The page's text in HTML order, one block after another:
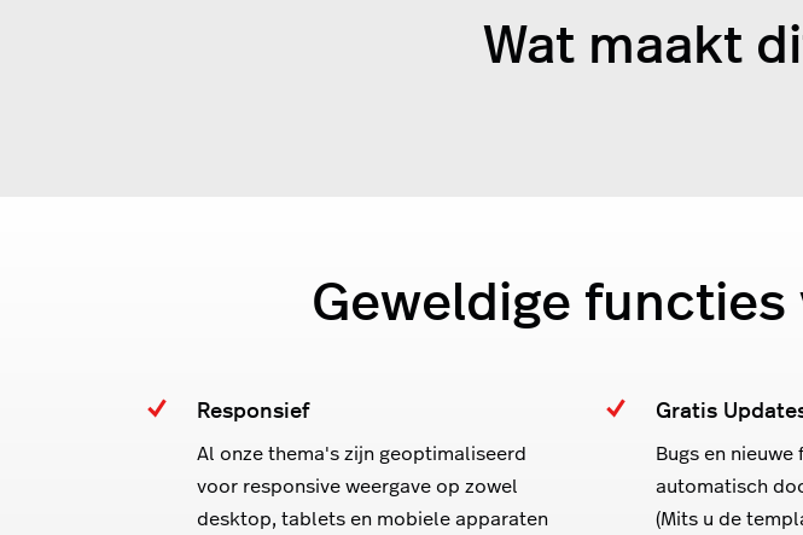
Wat maakt
Geweldige
Responsief
Al onze thema's zijn geoptimaliseerd
voor responsive weergave op zowel
desktop, tablets en mobiele apparaten
Gratis
Bugs en
automatisch
(Mits u de